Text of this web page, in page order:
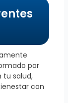
por
tu salud,
con